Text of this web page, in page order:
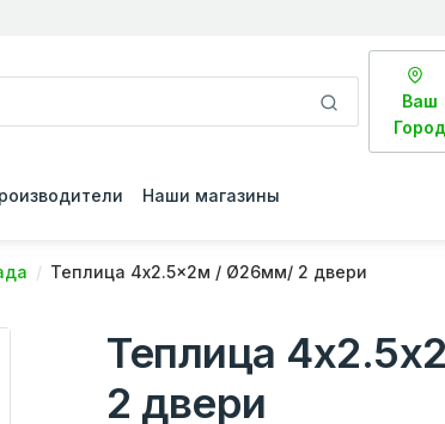
Ваш
Город
Наши магазины
Теплица 4x2.5x2м / Ø26мм/ 2 двери
Теплица
2 двери